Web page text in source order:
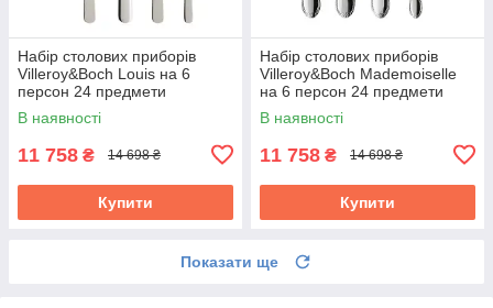
Набір столових приборів
Villeroy&Boch Louis на 6
персон 24 предмети
1264089037
В наявності
11 758 ₴ 14 698 ₴
Купити
Набір столових приборів
Villeroy&Boch Mademoiselle
на 6 персон 24 предмети
1263599037
В наявності
11 758 ₴ 14 698 ₴
Купити
Показати ще